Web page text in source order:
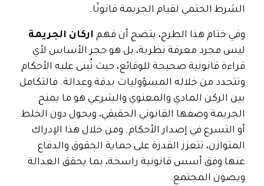
الشرط الحتمي لقيام الجريمة قانونًا.
وفي ختام هذا الطرح، يتضح أن فهم اركان الجريمة
ليس مجرد معرفة نظرية، بل هو حجر الأساس لأي
قراءة قانونية صحيحة للوقائع، حيث تُبنى عليه الأحكام
وتتحدد من خلاله المسؤوليات بدقة وعدالة. فالتكامل
بين الركن المادي والمعنوي والشرعي هو ما يمنح
الجريمة وصفها القانوني الحقيقي، ويحول دون الخلط
أو التسرع في إصدار الأحكام. ومن خلال هذا الإدراك
المتوازن، تتعزز القدرة على حماية الحقوق والدفاع
عنها وفق أسس قانونية راسخة، بما يحقق العدالة
ويصون المجتمع.